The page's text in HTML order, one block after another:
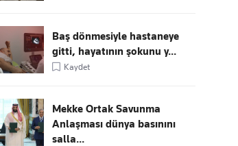
Baş dönmesiyle hastaneye
gitti, hayatının şokunu y...
Kaydet
Mekke Ortak Savunma
Anlaşması dünya basınını
salla...